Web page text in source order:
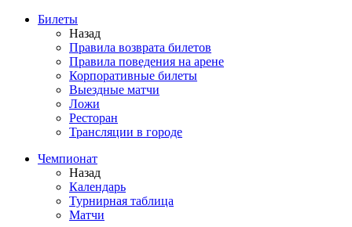
Билеты
Назад
Правила возврата билетов
Правила поведения на арене
Корпоративные билеты
Выездные матчи
Ложи
Ресторан
Трансляции в городе
Чемпионат
Назад
Календарь
Турнирная таблица
Матчи